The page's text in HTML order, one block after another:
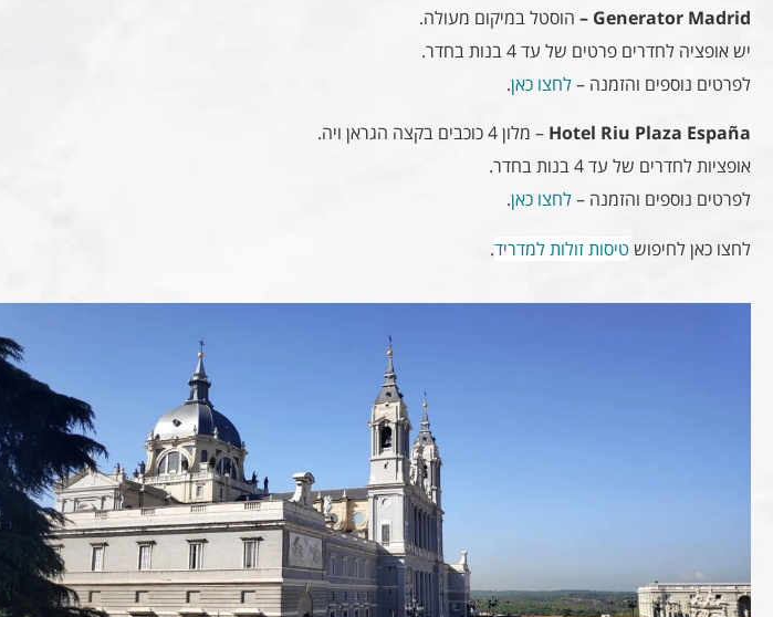
Generator Madrid –
הוסטל במיקום מעולה.
יש אופציה לחדרים פרטים של עד 4 בנות בחדר.
לפרטים נוספים והזמנה –לחצו כאן.
Hotel Riu Plaza España – מלון 4 כוכבים בקצה הגראן ויה.
אופציות לחדרים של עד 4 בנות בחדר.
לפרטים נוספים והזמנה –לחצו כאן.
לחצו כאן לחיפוש טיסות זולות למדריד.